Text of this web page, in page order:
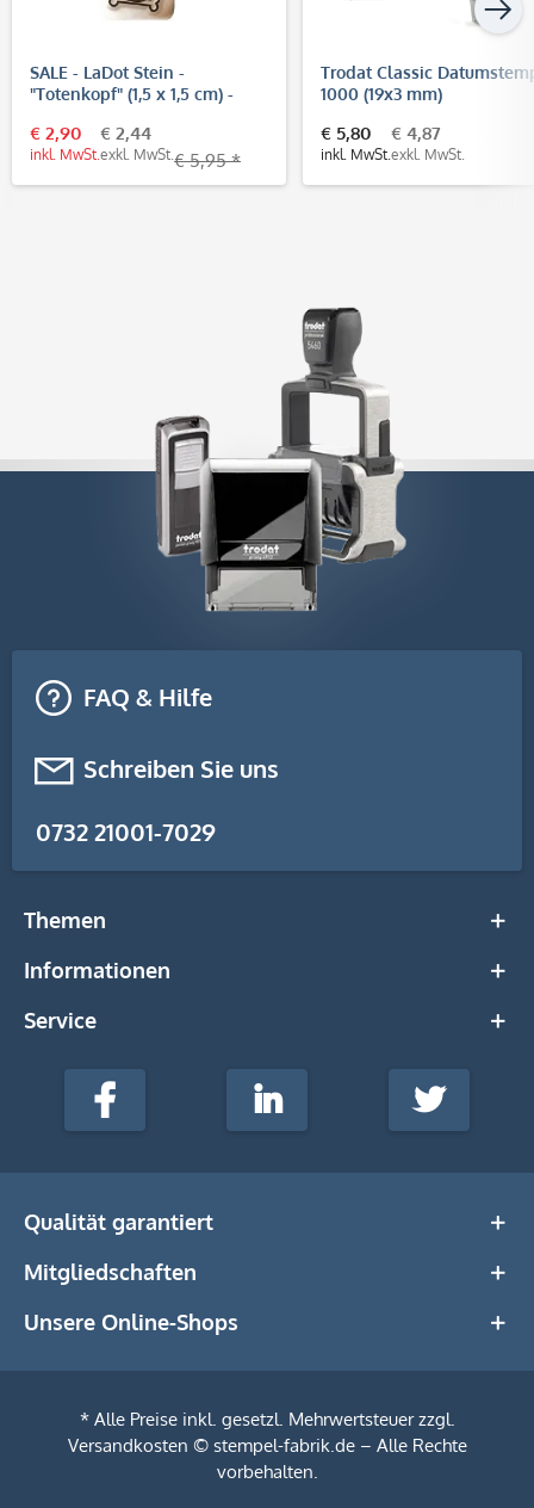
SALE - LaDot Stein -
"Totenkopf" (1,5 x 1,5 cm) -
€ 2,90
inkl. MwSt.
€ 2,44
exkl. MwSt. € 5,95 *
Trodat Classic
1000 (19x3 mm)
€ 5,80
inkl. MwSt.
€ 4,87
exkl. MwSt.
FAQ & Hilfe
Schreiben Sie uns
0732 21001-7029
Themen
Informationen
Service
stempel-
Media
Facebook LinkedIn Twitter
Qualität garantiert
Mitgliedschaften
Unsere Online-Shops
* Alle Preise inkl. gesetzl. Mehrwertsteuer zzgl.
Versandkosten © stempel-fabrik.de – Alle Rechte
vorbehalten.